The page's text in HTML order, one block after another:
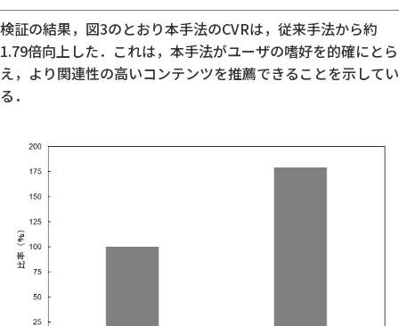
検証の結果，図3のとおり本手法のCVRは，従来手法から約
1.79倍向上した．これは，本手法がユーザの嗜好を的確にとら
え，より関連性の高いコンテンツを推薦できることを示してい
る．